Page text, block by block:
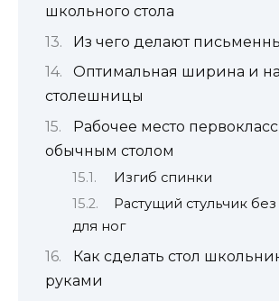
школьного стола
Из чего делают
Оптимальная ширина и
столешницы
Рабочее место
обычным столом
Изгиб спинки
Растущий стульчик
для ног
Как сделать стол
руками